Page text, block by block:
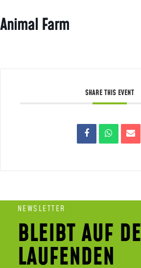
Animal Farm
SHARE THIS EVENT
NEWSLETTER
BLEIBT AUF
LAUFENDEN